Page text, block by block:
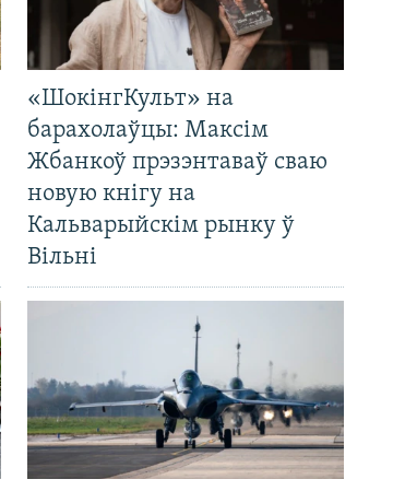
«ШокінгКульт» на
барахолаўцы: Максім
Жбанкоў прэзэнтаваў сваю
новую кнігу на
Кальварыйскім рынку ў
Вільні